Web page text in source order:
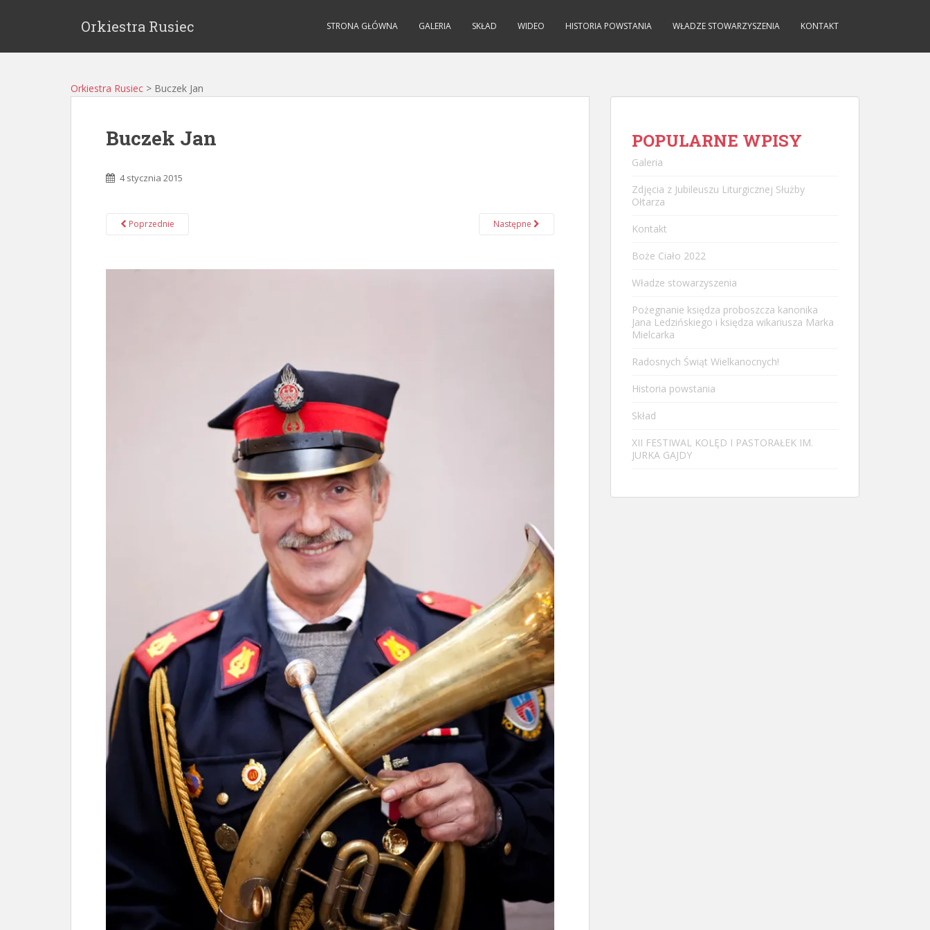
Orkiestra Rusiec STRONA GŁÓWNA GALERIA SKŁAD WIDEO HISTORIA POWSTANIA WŁADZE STOWARZYSZENIA KONTAKT
Orkiestra Rusiec > Buczek Jan
Buczek Jan
4 stycznia 2015
Poprzednie Następne
POPULARNE WPISY
Galeria
Zdjęcia z Jubileuszu Liturgicznej Służby
Ołtarza
Kontakt
Boże Ciało 2022
Władze stowarzyszenia
Pożegnanie księdza proboszcza kanonika
Jana Ledzińskiego i księdza wikariusza Marka
Mielcarka
Radosnych Świąt Wielkanocnych!
Historia powstania
Skład
XII FESTIWAL KOLĘD I PASTORAŁEK IM.
JURKA GAJDY